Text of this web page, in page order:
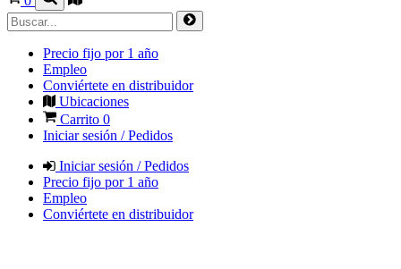
Precio fijo por 1 año
Empleo
Conviértete en distribuidor
Ubicaciones
Carrito 0
Iniciar sesión / Pedidos
Iniciar sesión / Pedidos
Precio fijo por 1 año
Empleo
Conviértete en distribuidor